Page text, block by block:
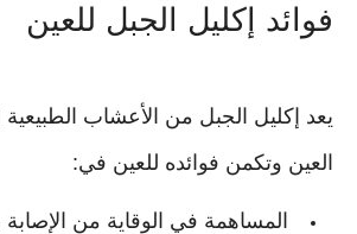
فوائد إكليل الجبل للعين
يعد إكليل الجبل من الأعشاب
العين وتكمن فوائده للعين في:
المساهمة في الوقاية من